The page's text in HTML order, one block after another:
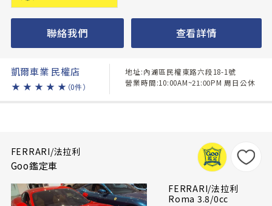
聯絡我們 查看詳情
凱爾車業 民權店
★ ★ ★ ★ ★ （0件）
地址:內湖區民權東路六段18-1號
營業時間:10:00AM~21:00PM 周日公休
FERRARI/法拉利
Goo鑑定車
FERRARI/法拉利
Roma 3.8/0cc